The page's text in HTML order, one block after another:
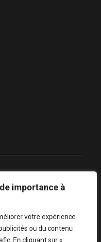
importance à
votre expérience
ou du contenu
En cliquant sur «